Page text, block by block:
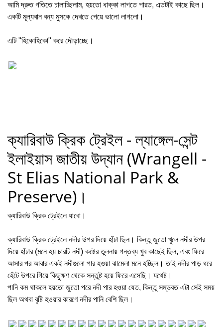
আমি দ্রুত গতিতে চালাচ্ছিলাম, হয়তো ধাক্কা লাগতে পারত, এতটাই কাছে ছিল।
একটি মূল্যবান বন্য মুসকে দেখতে পেয়ে ভালো লাগলো।
এটি "হিকোহিকো" করে দৌড়াচ্ছে।
ক্যারিবাউ ক্রিক ট্রেইল - ল্যাঙ্গেল-সেন্ট
ইলাইয়াস জাতীয় উদ্যান (Wrangell -
St Elias National Park &
Preserve)।
ক্যারিবাউ ক্রিক ট্রেইলে যাবো।
ক্যারিবাউ ক্রিক ট্রেইলে নদীর উপর দিয়ে হাঁটা ছিল। কিন্তু জুতো খুলে নদীর উপর
দিয়ে হাঁটার (মনে হয় চারটি নদী) কষ্টের তুলনায় গন্তব্য খুব কাছেই ছিল, এবং ফিরে
আসার পর আবার একই নদীগুলো পার হওয়া ঝামেলা মনে হচ্ছিল। তাই নদীর পাড় ধরে
হেঁটে উপরে গিয়ে কিছুক্ষণ থেকে সন্তুষ্ট হয়ে ফিরে এসেছি। যথেষ্ট।
পানি কম থাকলে হয়তো জুতো পরে নদী পার হওয়া যেত, কিন্তু সম্ভবত এটা সেই সময়
ছিল অথবা বৃষ্টি হওয়ার কারণে নদীর পানি বেশি ছিল।